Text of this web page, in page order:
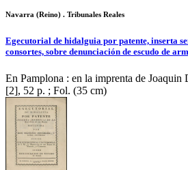
Navarra (Reino) . Tribunales Reales
Egecutorial de hidalguia por patente, inserta
consortes, sobre denunciación de escudo de
En Pamplona : en la imprenta de Joaquin
[2], 52 p. ; Fol. (35 cm)